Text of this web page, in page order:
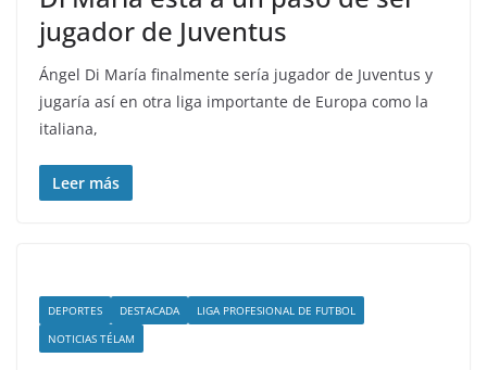
jugador de Juventus
Ángel Di María finalmente sería jugador de Juventus y
jugaría así en otra liga importante de Europa como la
italiana,
Leer más
DEPORTES DESTACADA
LIGA PROFESIONAL DE FUTBOL
NOTICIAS TÉLAM